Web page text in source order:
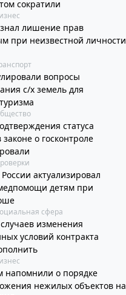
сократили
лишение прав
при неизвестной личности
вопросы
с/х земель для
статуса
законе о госконтроле
актуализировал
детям при
сфера
изменения
условий контракта
напомнили о порядке
нежилых объектов на